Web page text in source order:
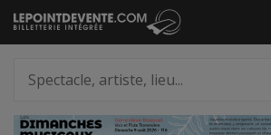
Passer
au
artiste,
lieu...